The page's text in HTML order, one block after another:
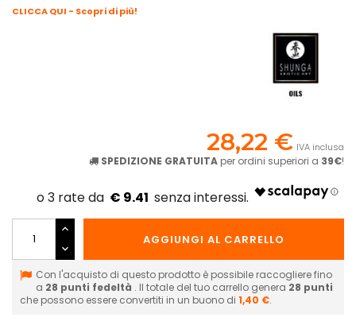
CLICCA QUI - Scopri di più!
28,22 € IVA inclusa
SPEDIZIONE GRATUITA per ordini superiori a 39€!
€ 9.41
AGGIUNGI AL CARRELLO
Con l'acquisto di questo prodotto è possibile raccogliere fino
a 28 punti fedeltà . Il totale del tuo carrello genera 28 punti
che possono essere convertiti in un buono di 1,40 €.